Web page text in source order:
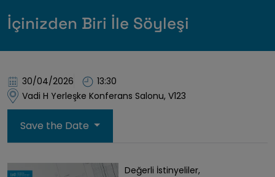
İçinizden Biri İle Söyleşi
30/04/2026
13:30
Vadi H Yerleşke Konferans Salonu, V123
Save the Date
Değerli İstinyeliler,